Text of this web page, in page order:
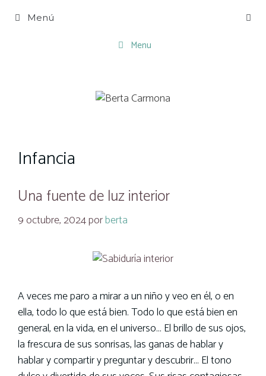
Menú
Menu
Infancia
Una fuente de luz interior
9 octubre, 2024porberta
A veces me paro a mirar a un niño y veo en él, o en
ella, todo lo que está bien. Todo lo que está bien en
general, en la vida, en el universo… El brillo de sus ojos,
la frescura de sus sonrisas, las ganas de hablar y
hablar y compartir y preguntar y descubrir… El tono